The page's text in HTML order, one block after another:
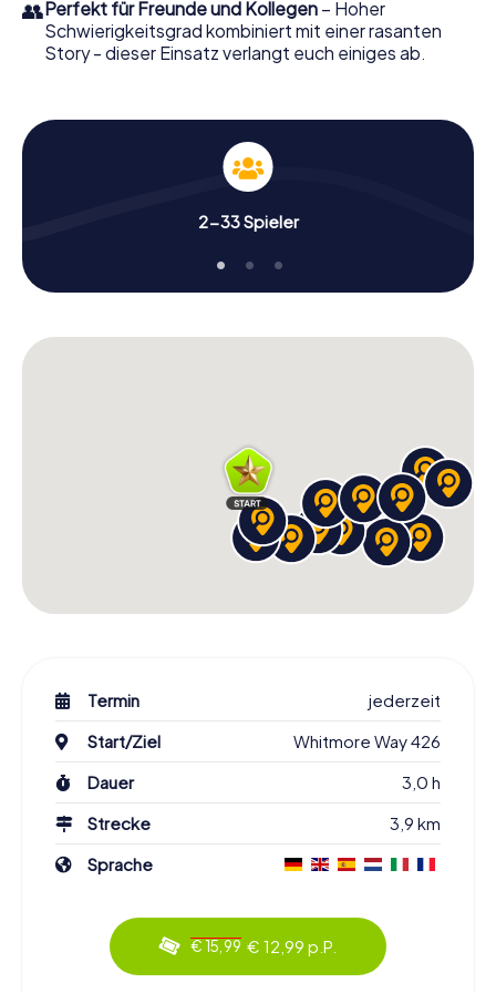
👥Perfekt für Freunde und Kollegen – Hoher
Schwierigkeitsgrad kombiniert mit einer rasanten
Story - dieser Einsatz verlangt euch einiges ab.
2-33 Spieler
Termin
jederzeit
Start/Ziel
Whitmore Way 426
Dauer
3,0 h
Strecke
3,9 km
Sprache
€ 15,99 € 12,99 p.P.